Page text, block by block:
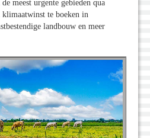
meest urgente gebieden qua
klimaatwinst te boeken in
landbouw en meer